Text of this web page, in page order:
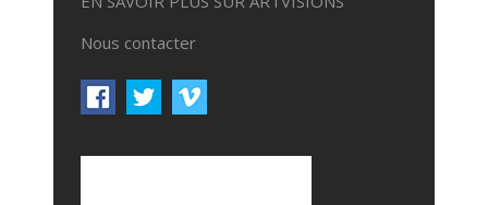
Nous contacter